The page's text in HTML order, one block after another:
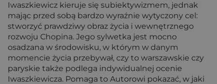
Iwaszkiewicz kieruje się subiektywizmem, jednak
mając przed sobą bardzo wyraźnie wytyczony cel:
stworzyć prawdziwy obraz życia i wewnętrznego
rozwoju Chopina. Jego sylwetka jest mocno
osadzana w środowisku, w którym w danym
momencie życia przebywał, czy to warszawskie czy
paryskie także podlega indywidualnej ocenie
Iwaszkiewicza. Pomaga to Autorowi pokazać, w jaki